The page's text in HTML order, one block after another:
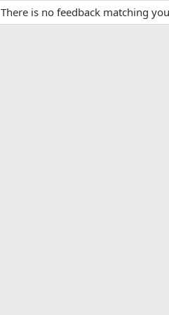
There is no feedback matching